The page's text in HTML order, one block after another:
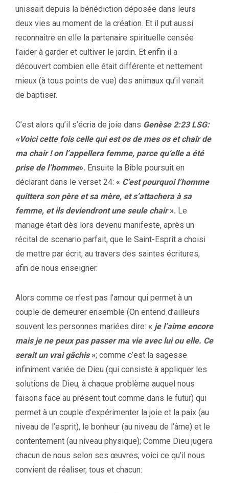
unissait depuis la bénédiction déposée dans leurs
deux vies au moment de la création. Et il put aussi
reconnaître en elle la partenaire spirituelle censée
l’aider à garder et cultiver le jardin. Et enfin il a
découvert combien elle était différente et nettement
mieux (à tous points de vue) des animaux qu’il venait
de baptiser.
C’est alors qu’il s’écria de joie dans Genèse 2:23 LSG:
«Voici cette fois celle qui est os de mes os et chair de
ma chair ! on l’appellera femme, parce qu’elle a été
prise de l’homme». Ensuite la Bible poursuit en
déclarant dans le verset 24: « C’est pourquoi l’homme
quittera son père et sa mère, et s’attachera à sa
femme, et ils deviendront une seule chair». Le
mariage était dès lors devenu manifeste, après un
récital de scenario parfait, que le Saint-Esprit a choisi
de mettre par écrit, au travers des saintes écritures,
afin de nous enseigner.
Alors comme ce n’est pas l’amour qui permet à un
couple de demeurer ensemble (On entend d’ailleurs
souvent les personnes mariées dire: « je l’aime encore
mais je ne peux pas passer ma vie avec lui ou elle. Ce
serait un vrai gâchis»; comme c’est la sagesse
infiniment variée de Dieu (qui consiste à appliquer les
solutions de Dieu, à chaque problème auquel nous
faisons face au présent tout comme dans le futur) qui
permet à un couple d’expérimenter la joie et la paix (au
niveau de l’esprit), le bonheur (au niveau de l’âme) et le
contentement (au niveau physique); Comme Dieu jugera
chacun de nous selon ses œuvres; voici ce qu’il nous
convient de réaliser, tous et chacun: